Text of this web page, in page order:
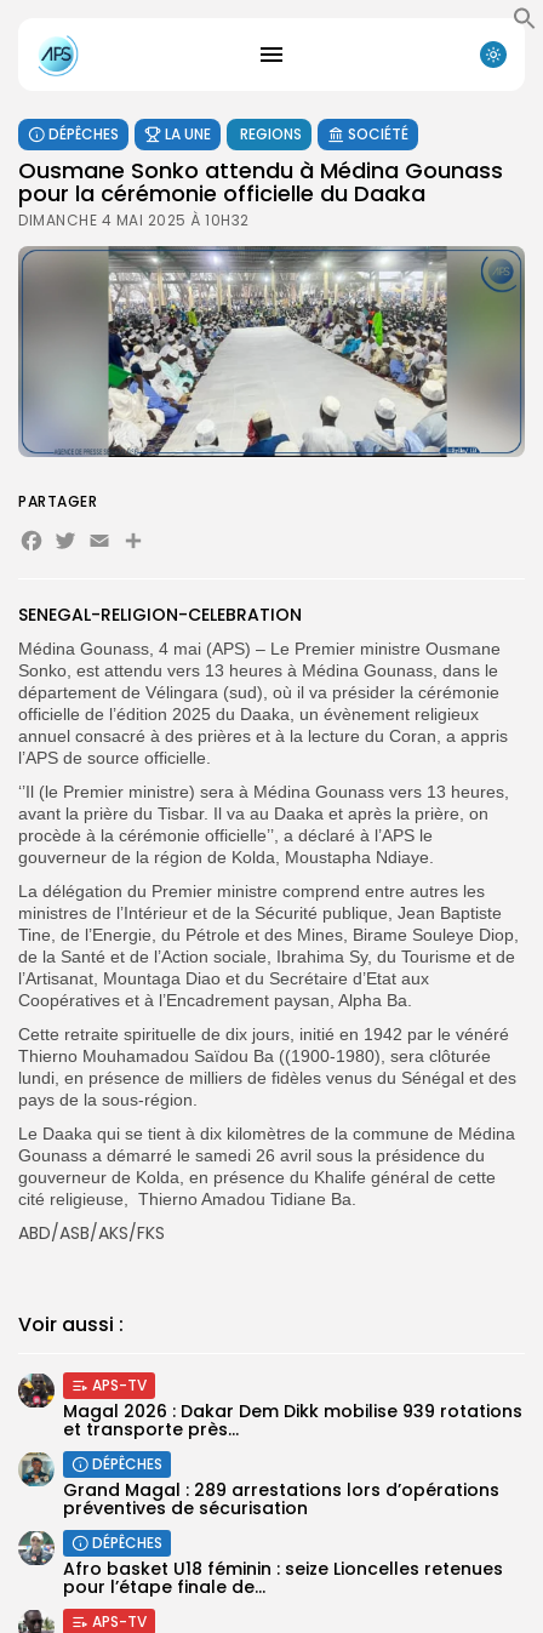
for:
FR
DÉPÊCHES LA UNE REGIONS SOCIÉTÉ
Ousmane Sonko attendu à Médina Gounass
pour la cérémonie officielle du Daaka
DIMANCHE 4 MAI 2025 À 10H32
SENEGAL-RELIGION-CELEBRATION
Médina Gounass, 4 mai (APS) – Le Premier ministre Ousmane
Sonko, est attendu vers 13 heures à Médina Gounass, dans le
département de Vélingara (sud), où il va présider la cérémonie
officielle de l’édition 2025 du Daaka, un évènement religieux
annuel consacré à des prières et à la lecture du Coran, a appris
l’APS de source officielle.
‘’Il (le Premier ministre) sera à Médina Gounass vers 13 heures,
avant la prière du Tisbar. Il va au Daaka et après la prière, on
procède à la cérémonie officielle’’, a déclaré à l’APS le
gouverneur de la région de Kolda, Moustapha Ndiaye.
La délégation du Premier ministre comprend entre autres les
ministres de l’Intérieur et de la Sécurité publique, Jean Baptiste
Tine, de l’Energie, du Pétrole et des Mines, Birame Souleye Diop,
de la Santé et de l’Action sociale, Ibrahima Sy, du Tourisme et de
l’Artisanat, Mountaga Diao et du Secrétaire d’Etat aux
Coopératives et à l’Encadrement paysan, Alpha Ba.
Cette retraite spirituelle de dix jours, initié en 1942 par le vénéré
Thierno Mouhamadou Saïdou Ba ((1900-1980), sera clôturée
lundi, en présence de milliers de fidèles venus du Sénégal et des
pays de la sous-région.
Le Daaka qui se tient à dix kilomètres de la commune de Médina
Gounass a démarré le samedi 26 avril sous la présidence du
gouverneur de Kolda, en présence du Khalife général de cette
cité religieuse, Thierno Amadou Tidiane Ba.
ABD/ASB/AKS/FKS
Voir aussi :
APS-TV
Magal 2026 : Dakar Dem Dikk mobilise 939 rotations
et transporte près...
DÉPÊCHES
Grand Magal : 289 arrestations lors d’opérations
préventives de sécurisation
DÉPÊCHES
‎Afro basket U18 féminin : seize Lioncelles retenues
pour l’étape finale de...
APS-TV
PARTAGER
Facebook
Twitter
EmailPartager